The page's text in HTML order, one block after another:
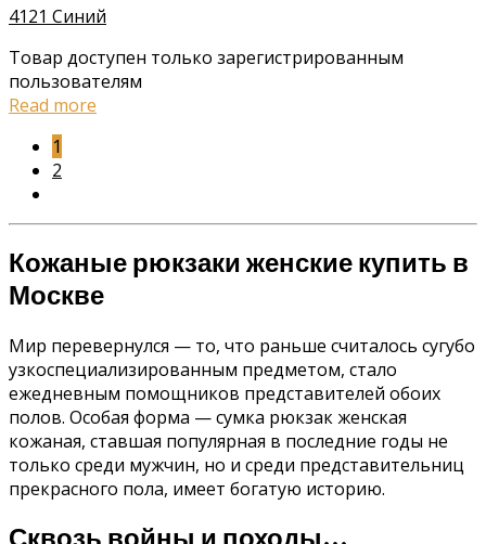
4121 Синий
Товар доступен только зарегистрированным
пользователям
Read more
1
2
Кожаные рюкзаки женские купить в
Москве
Мир перевернулся — то, что раньше считалось сугубо
узкоспециализированным предметом, стало
ежедневным помощников представителей обоих
полов. Особая форма — сумка рюкзак женская
кожаная, ставшая популярная в последние годы не
только среди мужчин, но и среди представительниц
прекрасного пола, имеет богатую историю.